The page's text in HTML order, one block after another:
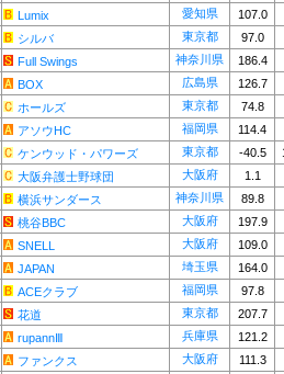
Lumix 愛知県
107.0
シルバ 東京都
97.0
Full Swings 神奈川県
186.4
BOX 広島県
126.7
ホールズ 東京都
74.8
アソウHC 福岡県
114.4
ケンウッド・パワーズ 東京都 -40.5
大阪弁護士野球団 大阪府
1.1
横浜サンダース 神奈川県
89.8
桃谷BBC 大阪府
197.9
SNELL 大阪府
109.0
JAPAN 埼玉県
164.0
ACEクラブ 福岡県
97.8
花道 東京都
207.7
rupannⅢ 兵庫県
121.2
ファンクス 大阪府
111.3